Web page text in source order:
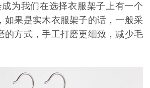
为我们在选择衣服架子上有一个
如果是实木衣服架子的话，一般采
的方式，手工打磨更细致，减少毛